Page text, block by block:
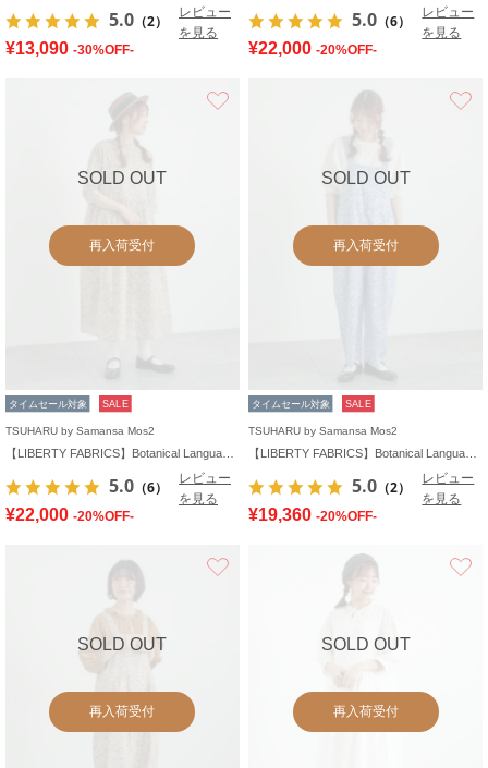
5.0 （2）
レビュー
を見る
¥13,090 -30%OFF-
5.0 （6）
レビュー
を見る
¥22,000 -20%OFF-
SOLD OUT
再入荷受付
タイムセール対象 SALE
TSUHARU by Samansa Mos2
5.0 （6）
レビュー
を見る
¥22,000 -20%OFF-
SOLD OUT
再入荷受付
タイムセール対象 SALE
TSUHARU by Samansa Mos2
5.0 （2）
レビュー
を見る
¥19,360 -20%OFF-
SOLD OUT
再入荷受付
SOLD OUT
再入荷受付